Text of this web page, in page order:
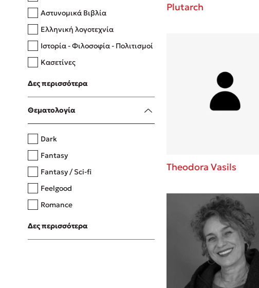
Δανάη Δεληγεώργη
Πάνω, κάτω, μπροστά, πίσω
Η μέθοδος Αφήστε τους
Αστυνομικά Βιβλία
Ελληνική λογοτεχνία
Ιστορία - Φιλοσοφία - Πολιτισμοί
Κασετίνες
Λευκώματα - Έγχρωμοι οδηγοί
Μαγειρική
Δες περισσότερα
Θεματολογία
Dark
Fantasy
Fantasy / Sci-fi
Feelgood
Romance
Upmarket
Young Adult
Δες περισσότερα
Plutarch
Theodora Vasils